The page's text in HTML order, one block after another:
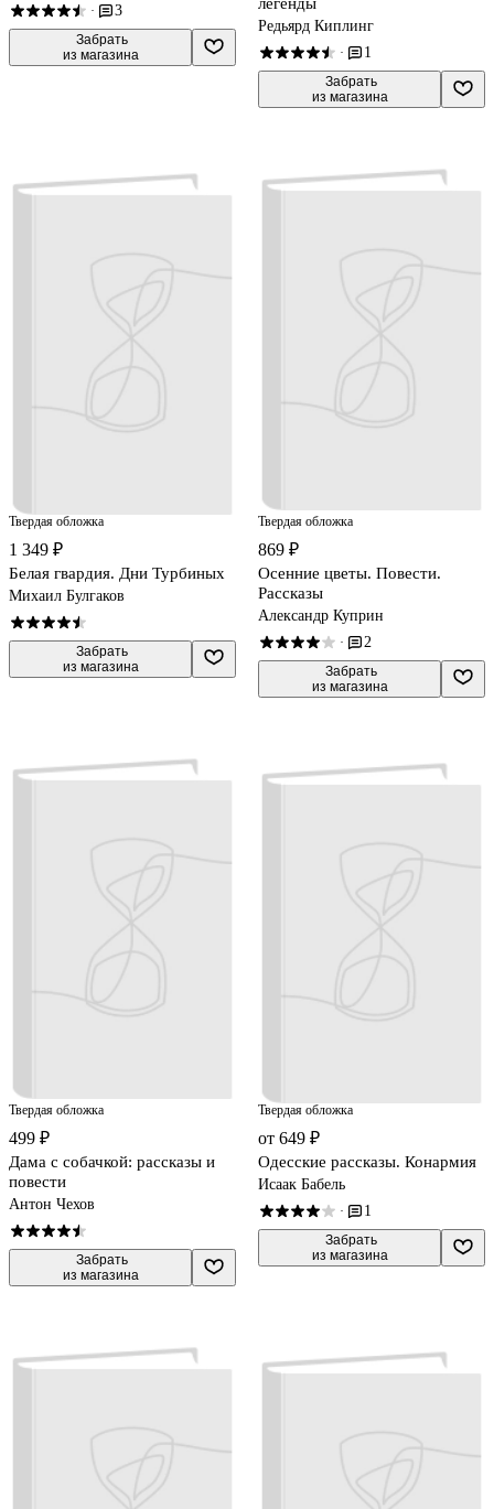
· 3
Забрать
из магазина
легенды
Редьярд Киплинг
· 1
Забрать
из магазина
Твердая обложка
1 349 ₽
Белая гвардия. Дни Турбиных
Михаил Булгаков
Забрать
из магазина
Твердая обложка
869 ₽
Осенние цветы. Повести.
Рассказы
Александр Куприн
· 2
Забрать
из магазина
Твердая обложка
499 ₽
Дама с собачкой: рассказы и
повести
Антон Чехов
Забрать
из магазина
Твердая обложка
от 649 ₽
Одесские рассказы. Конармия
Исаак Бабель
· 1
Забрать
из магазина